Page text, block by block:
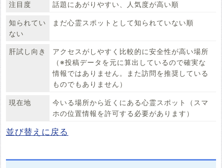
注目度 話題にあがりやすい、人気度が高い順
知られてい
ない
まだ心霊スポットとして知られていない順
肝試し向き
アクセスがしやすく比較的に安全性が高い場所
（※投稿データを元に算出しているので確実な
情報ではありません。また訪問を推奨している
ものでもありません）
現在地
今いる場所から近くにある心霊スポット（スマ
ホの位置情報を許可する必要があります）
並び替えに戻る